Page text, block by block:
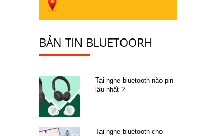
BẢN TIN BLUETOORH
Tai nghe bluetooth nào pin
lâu nhất ?
Tai nghe bluetooth cho